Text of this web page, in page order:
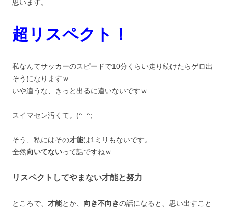
思います。
超リスペクト！
私なんてサッカーのスピードで10分くらい走り続けたらゲロ出
そうになりますｗ
いや違うな、きっと出るに違いないですｗ
スイマセン汚くて。(^_^;ゞ
そう、私にはその才能は1ミリもないです。
全然向いてないって話ですねｗ
リスペクトしてやまない才能と努力
ところで、 才能とか、 向き不向きの話になると、思い出すこと